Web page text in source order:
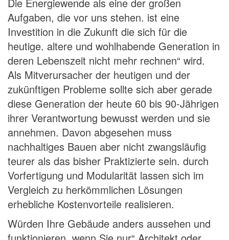
Aufgaben, die vor uns stehen. ist eine
Investition in die Zukunft die sich für die
heutige. altere und wohlhabende Generation in
deren Lebenszeit nicht mehr rechnen“ wird.
Als Mitverursacher der heutigen und der
zukünftigen Probleme sollte sich aber gerade
diese Generation der heute 60 bis 90-Jährigen
ihrer Verantwortung bewusst werden und sie
annehmen. Davon abgesehen muss
nachhaltiges Bauen aber nicht zwangsläufig
teurer als das bisher Praktizierte sein. durch
Vorfertigung und Modularität lassen sich im
Vergleich zu herkömmlichen Lösungen
erhebliche Kostenvorteile realisieren.
Würden Ihre Gebäude anders aussehen und